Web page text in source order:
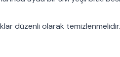
düzenli olarak temizlenmelidir.